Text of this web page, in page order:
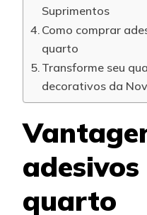
Suprimentos
Como comprar
quarto
Transforme seu
decorativos da
quarto